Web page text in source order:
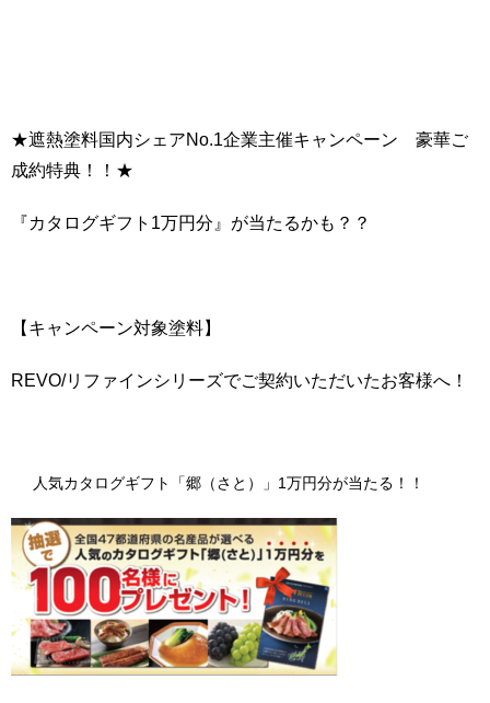
★遮熱塗料国内シェアNo.1企業主催キャンペーン 豪華ご
成約特典！！★
『カタログギフト1万円分』が当たるかも？？
【キャンペーン対象塗料】
REVO/リファインシリーズでご契約いただいたお客様へ！
人気カタログギフト「郷（さと）」1万円分が当たる！！